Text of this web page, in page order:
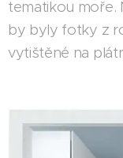
tematikou moře.
by byly fotky z
vytištěné na